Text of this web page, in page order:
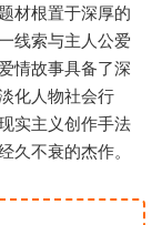
材根置于深厚的
线索与主人公爱
情故事具备了深
化人物社会行
实主义创作手法
久不衰的杰作。